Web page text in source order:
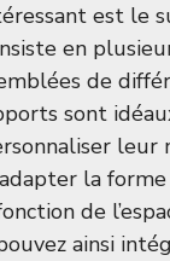
est le
en
de
sont
leur
la
de
ainsi